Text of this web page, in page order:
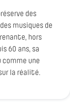
des
musiques de
hors
60 ans, sa
comme une
la réalité.